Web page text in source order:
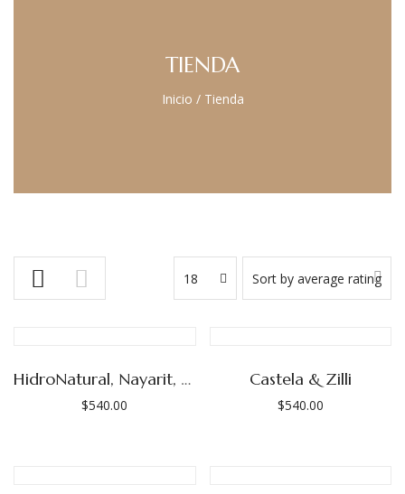
TIENDA
Inicio / Tienda
Sort by average rating
18
HidroNatural, Nayarit, Emilio Inda
$540.00
Castela & Zilli
$540.00